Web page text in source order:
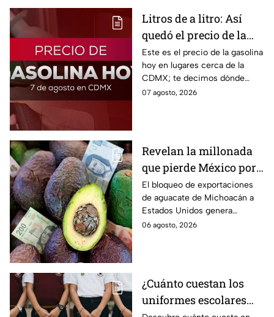
Litros de a litro: Así
quedó el precio de la
gasolina HOY
Este es el precio de la gasolina
hoy en lugares cerca de la
CDMX; te decimos dónde
encontrarla más barata este
07 agosto, 2026
Revelan la millonada
que pierde México por
el bloqueo de Estados
Unidos al aguate de
Michoacán
El bloqueo de exportaciones
de aguacate de Michoacán a
Estados Unidos genera
pérdidas millonarias.
06 agosto, 2026
¿Cuánto cuestan los
uniformes escolares